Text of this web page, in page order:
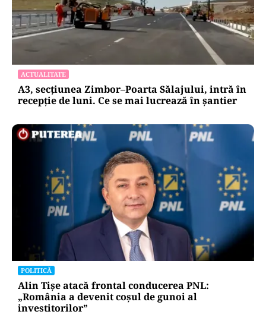
ACTUALITATE
A3, secțiunea Zimbor–Poarta Sălajului, intră în
recepție de luni. Ce se mai lucrează în șantier
POLITICĂ
Alin Tișe atacă frontal conducerea PNL:
„România a devenit coșul de gunoi al
investitorilor”